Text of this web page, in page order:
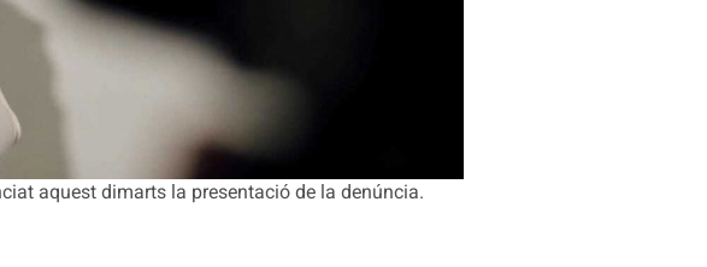
aquest dimarts la presentació de la denúncia.